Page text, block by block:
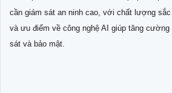
cần giám sát an ninh cao, với chất lượng
và ưu điểm về công nghệ AI giúp tăng cường
sát và bảo mật.